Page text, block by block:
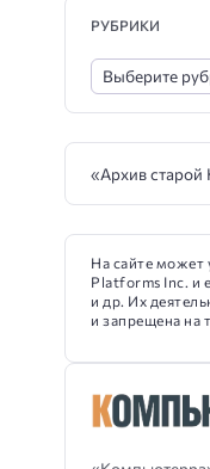
РУБРИКИ
«Архив
На сайте может
Platforms Inc. и
и др. Их
и запрещена на